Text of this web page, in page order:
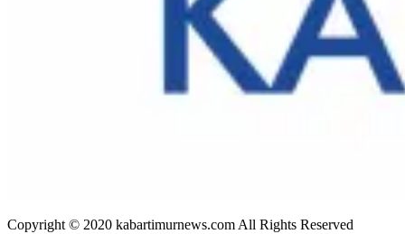
Copyright © 2020 kabartimurnews.com All Rights Reserved